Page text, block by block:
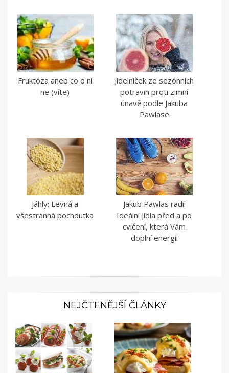
Fruktóza aneb co o ní
ne (víte)
Jídelníček ze sezónních
potravin proti zimní
únavě podle Jakuba
Pawlase
Jáhly: Levná a
všestranná pochoutka
Jakub Pawlas radí:
Ideální jídla před a po
cvičení, která Vám
doplní energii
NEJČTENĚJŠÍ ČLÁNKY